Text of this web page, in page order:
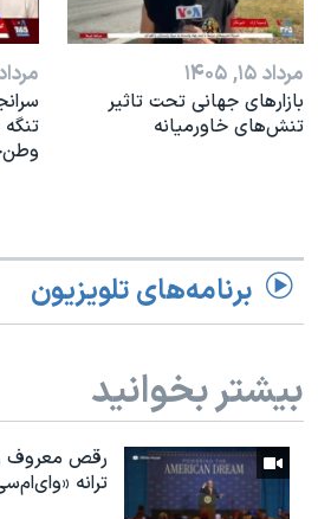
مرداد ۱۵, ۱۴۰۵
بازارهای جهانی تحت تاثیر
تنش‌های خاورمیانه
مرداد ۱۵,
برنامه‌های تلویزیون
بیشتر بخوانید
رقص معروف
ترانه